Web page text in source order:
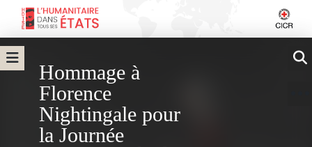
Hommage à
Florence
Nightingale pour
la Journée